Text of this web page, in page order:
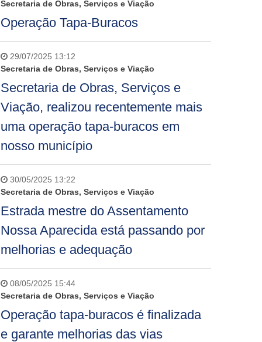
Secretaria de Obras, Serviços e Viação
Operação Tapa-Buracos
29/07/2025 13:12
Secretaria de Obras, Serviços e Viação
Secretaria de Obras, Serviços e
Viação, realizou recentemente mais
uma operação tapa-buracos em
nosso município
30/05/2025 13:22
Secretaria de Obras, Serviços e Viação
Estrada mestre do Assentamento
Nossa Aparecida está passando por
melhorias e adequação
08/05/2025 15:44
Secretaria de Obras, Serviços e Viação
Operação tapa-buracos é finalizada
e garante melhorias das vias